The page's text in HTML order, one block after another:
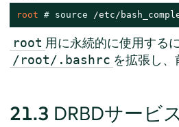
root # source /etc/
root 用に永続的に使用する
/root/.bashrc を拡張し、
21.3 DRBDサービ